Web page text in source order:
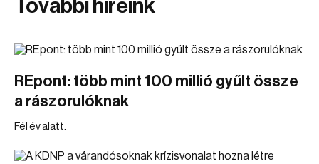
További híreink
REpont: több mint 100 millió gyűlt össze
a rászorulóknak
Fél év alatt.